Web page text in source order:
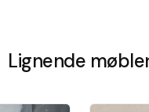
Lignende